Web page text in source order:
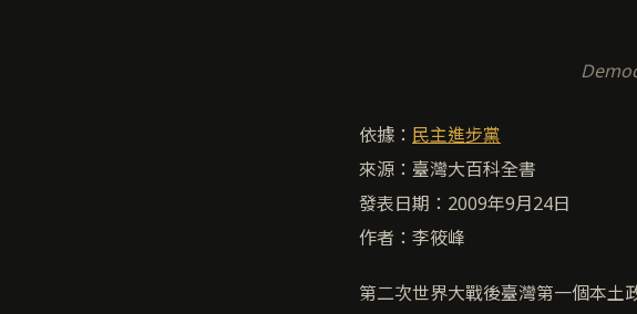
依據： 民主進步黨
來源：臺灣大百科全書
發表日期：2009年9月24日
作者：李筱峰
第二次世界大戰後臺灣第一個本土